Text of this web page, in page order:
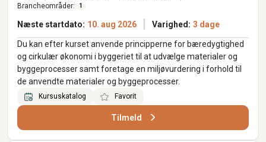
Brancheområder:
1
Næste startdato: 10. aug 2026 Varighed: 3 dage
Du kan efter kurset anvende principperne for bæredygtighed
og cirkulær økonomi i byggeriet til at udvælge materialer og
byggeprocesser samt foretage en miljøvurdering i forhold til
de anvendte materialer og byggeprocesser.
Kursuskatalog Favorit
Tilmeld